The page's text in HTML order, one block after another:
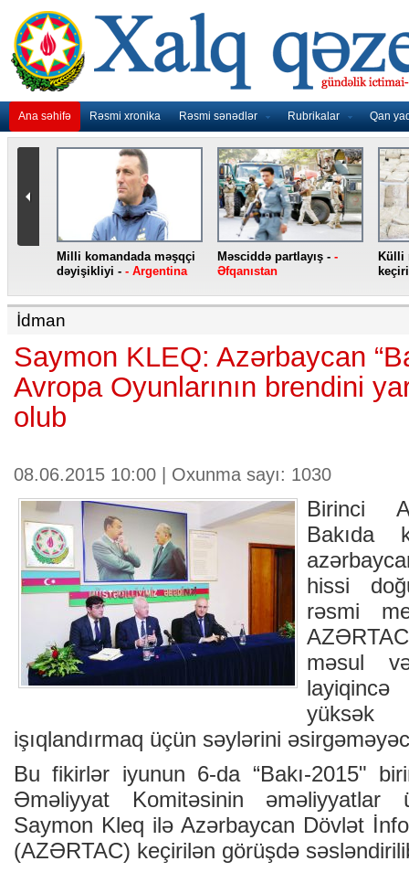
Ana səhifə Rəsmi xronika Rəsmi sənədlər Rubrikalar Qan
Milli komandada məşqçi
dəyişikliyi - - Argentina
Məsciddə partlayış - -
Əfqanıstan
Külli
İdman
Saymon KLEQ: Azərbaycan
Avropa Oyunlarının brendini
olub
08.06.2015 10:00 | Oxunma sayı: 1030
Birinci
Bakıda
hissi
rəsmi
məsul
işıqlandırmaq üçün səylərini
Bu fikirlər iyunun 6-da “Bakı-2015"
Əməliyyat Komitəsinin
Saymon Kleq ilə Azərbaycan Dövlət
(AZƏRTAC) keçirilən görüşdə